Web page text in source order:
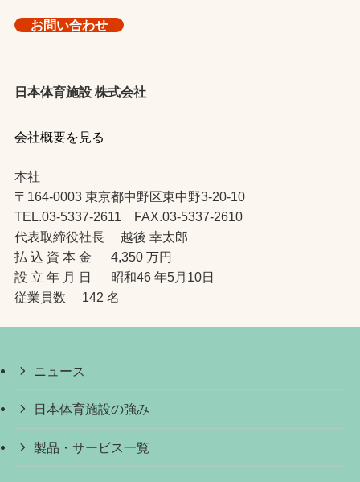
お問い合わせ
日本体育施設 株式会社
会社概要を見る
本社
〒164-0003 東京都中野区東中野3-20-10
TEL.03-5337-2611 FAX.03-5337-2610
代表取締役社長 越後 幸太郎
払 込 資 本 金 4,350 万円
設 立 年 月 日 昭和46 年5月10日
従業員数 142 名
ニュース
日本体育施設の強み
製品・サービス一覧